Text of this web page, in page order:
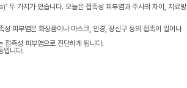
두 가지가 있습니다. 오늘은 접촉성 피부염과 주사의 차이, 치료방
피부염은 화장품이나 마스크, 안경, 장신구 등의 접촉이 일어나
접촉성 피부염으로 진단하게 됩니다.
입니다.